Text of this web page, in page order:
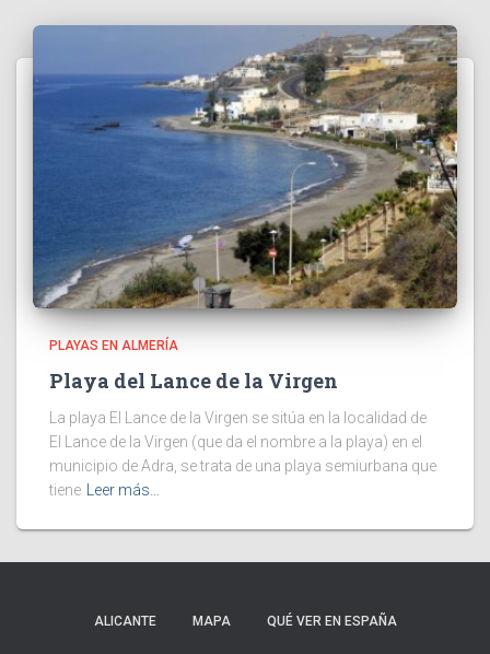
PLAYAS EN ALMERÍA
Playa del Lance de la Virgen
La playa El Lance de la Virgen se sitúa en la localidad de
El Lance de la Virgen (que da el nombre a la playa) en el
municipio de Adra, se trata de una playa semiurbana que
tiene
Leer más…
ALICANTE MAPA QUÉ VER EN ESPAÑA